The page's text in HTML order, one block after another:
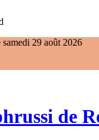
29 août 2026